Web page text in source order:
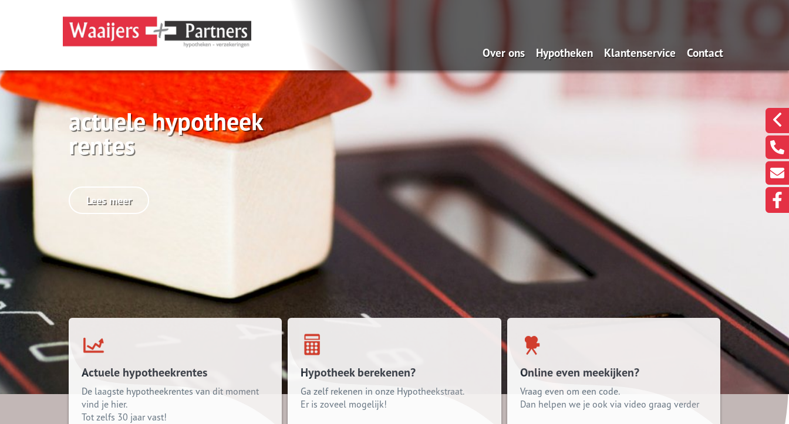
Over ons
Pensioen
Hypotheekadvisering
Dát bedoelen we nou met
Hypotheken
De Overwaarde Hypotheek
Rentealert
Bereken uw maximum
Bereken de maandlasten
Is oversluiten voordelig?
Hypotheek
Jaarlijks Kosten Percentage
Hypotheekvormen
Stappenplan
Klantenservice Contact
Een berichtje sturen?
Even met ons
actuele hypotheek
rentes
Lees meer
Actuele hypotheekrentes
De laagste hypotheekrentes van dit moment
vind je hier.
Tot zelfs 30 jaar vast!
Hypotheek berekenen?
Ga zelf rekenen in onze Hypotheekstraat.
Er is zoveel mogelijk!
Online even meekijken?
Vraag even om een code.
Dan helpen we je ook via video graag verder